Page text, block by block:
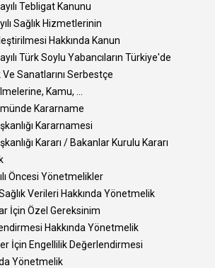
Tebligat Kanunu
Sağlık Hizmetlerinin
Hakkında Kanun
Türk Soylu Yabancıların Türkiye'de
Ve Sanatlarını Serbestçe
Kamu, ...
Kararname
Kararnamesi
Kararı / Bakanlar Kurulu Kararı
Öncesi Yönetmelikler
Verileri Hakkında Yönetmelik
İçin Özel Gereksinim
Hakkında Yönetmelik
İçin Engellilik Değerlendirmesi
Yönetmelik